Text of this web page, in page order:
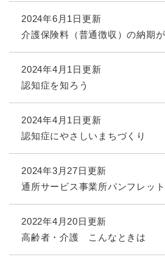
2024年6月1日更新
介護保険料（普通徴収）の納期
2024年4月1日更新
認知症を知ろう
2024年4月1日更新
認知症にやさしいまちづくり
2024年3月27日更新
通所サービス事業所パンフレット
2022年4月20日更新
高齢者・介護 こんなときは